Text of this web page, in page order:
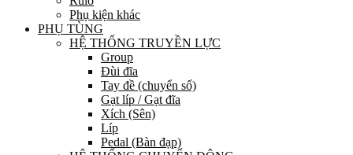
Phụ kiện khác
PHỤ TÙNG
HỆ THỐNG TRUYỀN LỰC
Group
Đùi đĩa
Tay đề (chuyển số)
Gạt líp / Gạt đĩa
Xích (Sên)
Líp
Pedal (Bàn đạp)